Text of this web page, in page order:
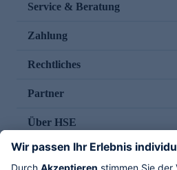
Service & Beratung
Zahlung
Rechtliches
Partner
Über HSE
Im TV